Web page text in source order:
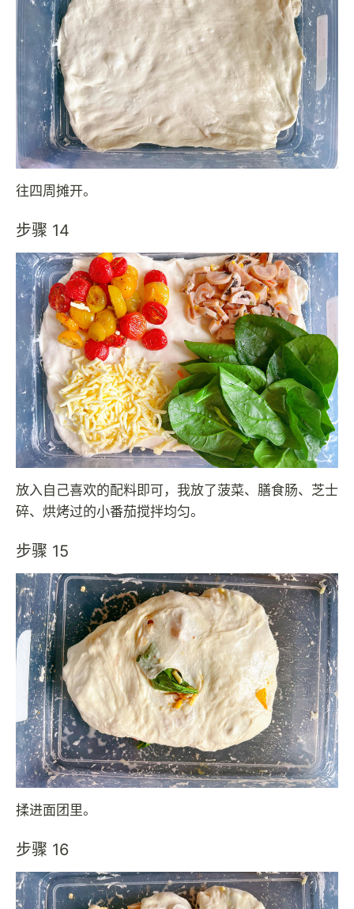
往四周摊开。
步骤 14
放入自己喜欢的配料即可，我放了菠菜、膳食肠、芝士
碎、烘烤过的小番茄搅拌均匀。
步骤 15
揉进面团里。
步骤 16